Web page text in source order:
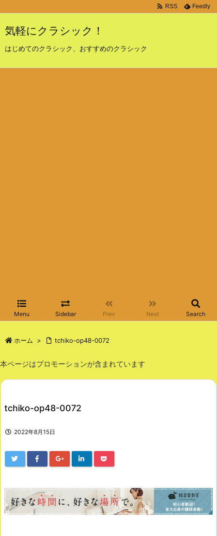
気軽にクラシック！
はじめてのクラシック、おすすめのクラシック
Menu Sidebar Prev Next Search
RSS Feedly
ホーム > tchiko-op48-0072
本ページはプロモーションが含まれています
tchiko-op48-0072
2022年8月15日